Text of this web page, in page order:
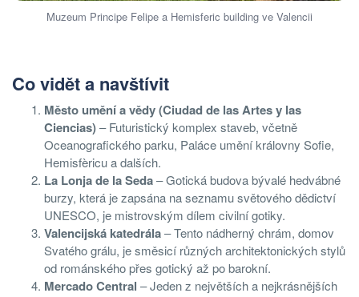
Muzeum Principe Felipe a Hemisferic building ve Valencii
Co vidět a navštívit
Město umění a vědy (Ciudad de las Artes y las
Ciencias)– Futuristický komplex staveb, včetně
Oceanografického parku, Paláce umění královny Sofie,
Hemisfèricu a dalších.
La Lonja de la Seda– Gotická budova bývalé hedvábné
burzy, která je zapsána na seznamu světového dědictví
UNESCO, je mistrovským dílem civilní gotiky.
Valencijská katedrála– Tento nádherný chrám, domov
Svatého grálu, je směsicí různých architektonických stylů
od románského přes gotický až po barokní.
Mercado Central – Jeden z největších a nejkrásnějších